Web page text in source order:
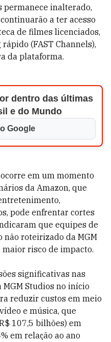
permanece inalterado,
a ter acesso
de filmes licenciados,
(FAST Channels),
da plataforma.
dentro das últimas
e do Mundo
Google
em um momento
da Amazon, que
pode enfrentar cortes
que equipes de
roteirizado da MGM
risco de impacto.
significativas nas
Studios no início
reduzir custos em meio
e música, que
107,5 bilhões) em
em relação ao ano